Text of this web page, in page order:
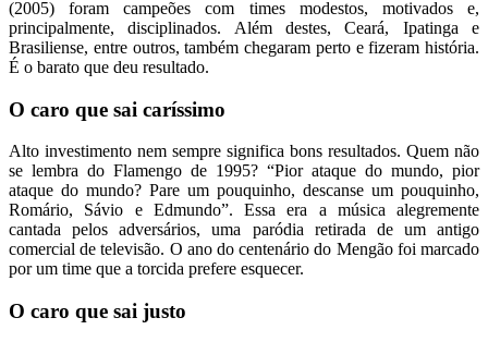
(2005) foram campeões com times modestos, motivados e,
principalmente, disciplinados. Além destes, Ceará, Ipatinga e
Brasiliense, entre outros, também chegaram perto e fizeram história.
É o barato que deu resultado.
O caro que sai caríssimo
Alto investimento nem sempre significa bons resultados. Quem não
se lembra do Flamengo de 1995? “Pior ataque do mundo, pior
ataque do mundo? Pare um pouquinho, descanse um pouquinho,
Romário, Sávio e Edmundo”. Essa era a música alegremente
cantada pelos adversários, uma paródia retirada de um antigo
comercial de televisão. O ano do centenário do Mengão foi marcado
por um time que a torcida prefere esquecer.
O caro que sai justo